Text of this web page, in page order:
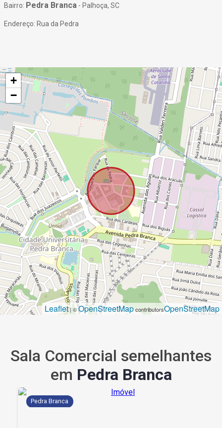
Bairro: Pedra Branca - Palhoça, SC
Endereço: Rua da Pedra
+
−
Leaflet| ©OpenStreetMapcontributorsOpenStreetMap
Sala Comercial semelhantes
em Pedra Branca
Pedra Branca